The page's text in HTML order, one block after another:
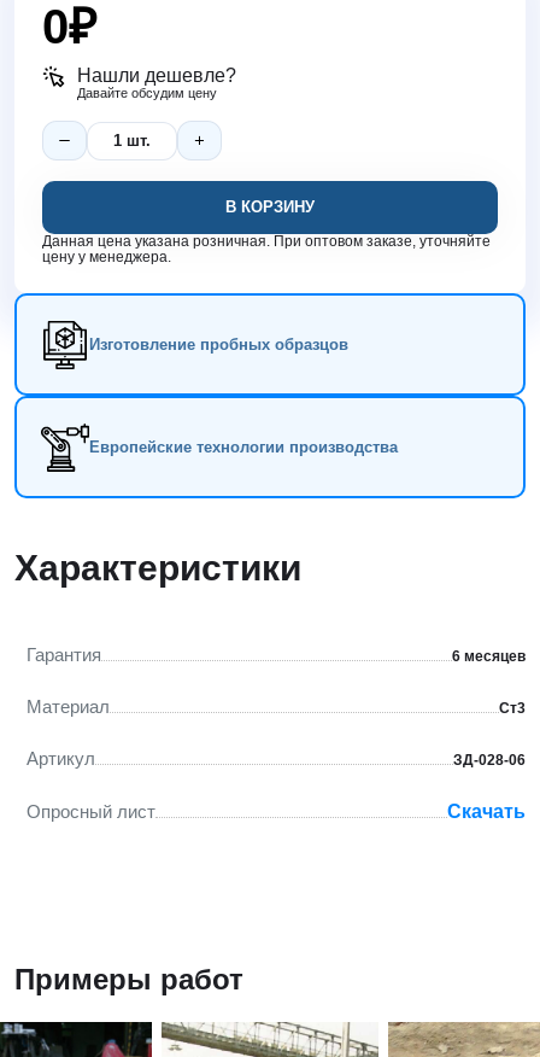
0₽
Нашли дешевле?
Давайте обсудим цену
В КОРЗИНУ
Данная цена указана розничная. При оптовом заказе, уточняйте
цену у менеджера.
Изготовление пробных образцов
Европейские технологии производства
Характеристики
Гарантия 6 месяцев
Материал Ст3
Артикул ЗД-028-06
Опросный лист Скачать
Примеры работ